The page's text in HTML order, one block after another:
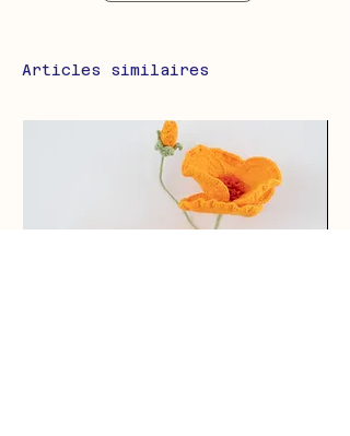
Articles similaires